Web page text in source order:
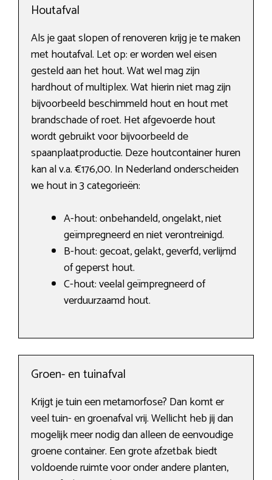
Houtafval
Als je gaat slopen of renoveren krijg je te maken
met houtafval. Let op: er worden wel eisen
gesteld aan het hout. Wat wel mag zijn
hardhout of multiplex. Wat hierin niet mag zijn
bijvoorbeeld beschimmeld hout en hout met
brandschade of roet. Het afgevoerde hout
wordt gebruikt voor bijvoorbeeld de
spaanplaatproductie. Deze houtcontainer huren
kan al v.a. €176,00. In Nederland onderscheiden
we hout in 3 categorieën:
A-hout: onbehandeld, ongelakt, niet
geïmpregneerd en niet verontreinigd.
B-hout: gecoat, gelakt, geverfd, verlijmd
of geperst hout.
C-hout: veelal geïmpregneerd of
verduurzaamd hout.
Groen- en tuinafval
Krijgt je tuin een metamorfose? Dan komt er
veel tuin- en groenafval vrij. Wellicht heb jij dan
mogelijk meer nodig dan alleen de eenvoudige
groene container. Een grote afzetbak biedt
voldoende ruimte voor onder andere planten,